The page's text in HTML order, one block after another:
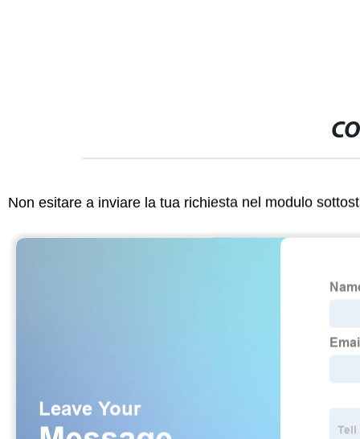
Non esitare a inviare la tua richiesta nel modulo